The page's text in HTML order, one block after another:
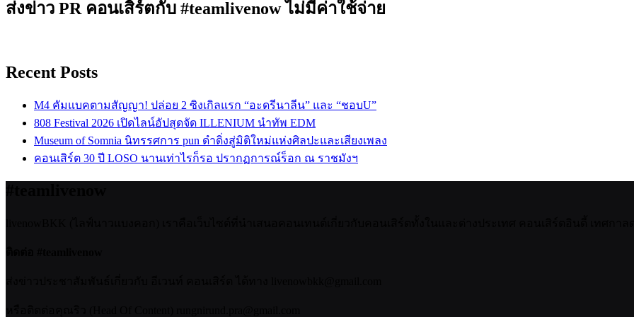
ส่งข่าว PR คอนเสิร์ตกับ #teamlivenow ไม่มีค่าใช้จ่าย
Recent Posts
M4 คัมแบคตามสัญญา! ปล่อย 2 ซิงเกิลแรก “อะดรีนาลีน” และ “ชอบU”
808 Festival 2026 เปิดไลน์อัปสุดจัด ILLENIUM นำทัพ EDM
Museum of Somnia นิทรรศการ pun ดำดิ่งสู่มิติใหม่แห่งศิลปะและเสียงเพลง
คอนเสิร์ต 30 ปี LOSO นานเท่าไรก็รอ ปรากฏการณ์ร็อก ณ ราชมังฯ